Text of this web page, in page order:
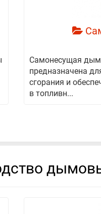
Самонесущая
предназначена
сгорания и
в топливн...